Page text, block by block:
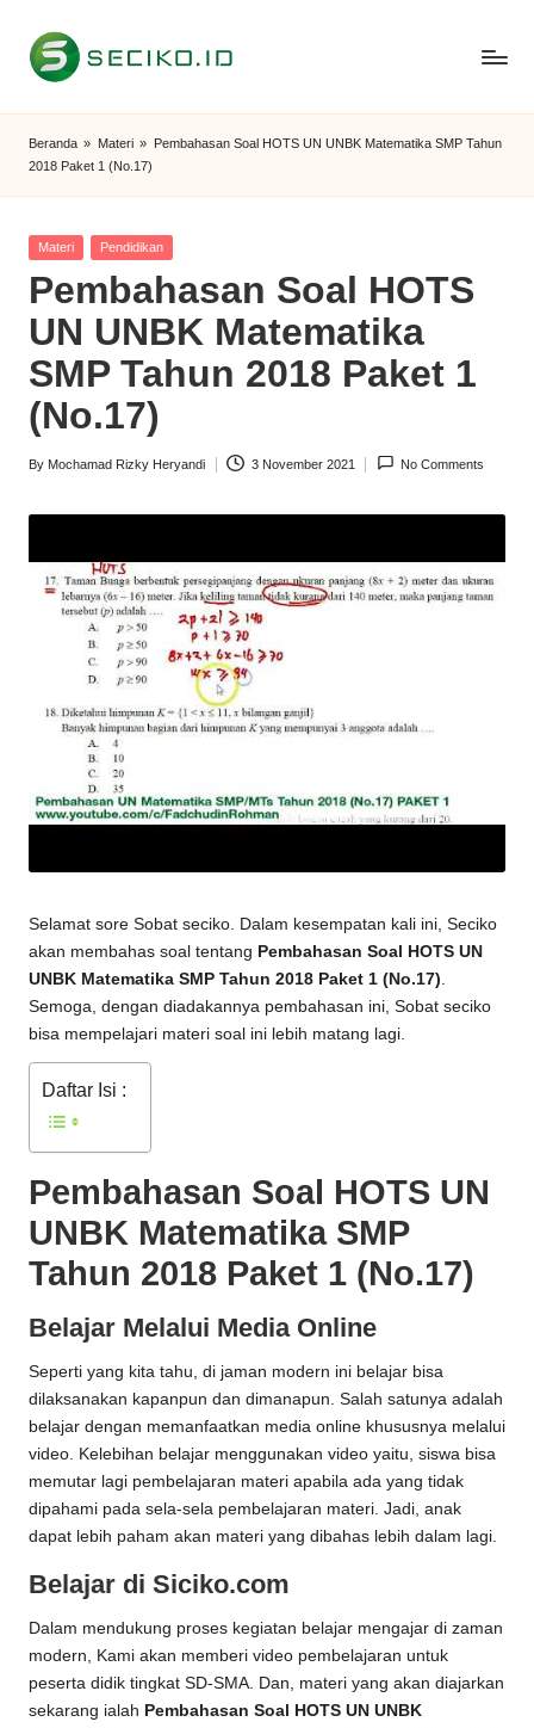
Skip
S
e
c
i
k
o
I
D
Beranda » Materi » Pembahasan Soal HOTS UN UNBK Matematika SMP Tahun
2018 Paket 1 (No.17)
Posted
Materi Pendidikan
Pembahasan Soal HOTS
UN UNBK Matematika
SMP Tahun 2018 Paket 1
(No.17)
Posted
By Mochamad Rizky Heryandi 3 November 2021 No Comments
Selamat sore Sobat seciko. Dalam kesempatan kali ini, Seciko
akan membahas soal tentang Pembahasan Soal HOTS UN
UNBK Matematika SMP Tahun 2018 Paket 1 (No.17).
Semoga, dengan diadakannya pembahasan ini, Sobat seciko
bisa mempelajari materi soal ini lebih matang lagi.
Daftar Isi :
Pembahasan Soal HOTS UN
UNBK Matematika SMP
Tahun 2018 Paket 1 (No.17)
Belajar Melalui Media Online
Seperti yang kita tahu, di jaman modern ini belajar bisa
dilaksanakan kapanpun dan dimanapun. Salah satunya adalah
belajar dengan memanfaatkan media online khususnya melalui
video. Kelebihan belajar menggunakan video yaitu, siswa bisa
memutar lagi pembelajaran materi apabila ada yang tidak
dipahami pada sela-sela pembelajaran materi. Jadi, anak
dapat lebih paham akan materi yang dibahas lebih dalam lagi.
Belajar di Siciko.com
Dalam mendukung proses kegiatan belajar mengajar di zaman
modern, Kami akan memberi video pembelajaran untuk
peserta didik tingkat SD-SMA. Dan, materi yang akan diajarkan
sekarang ialah Pembahasan Soal HOTS UN UNBK